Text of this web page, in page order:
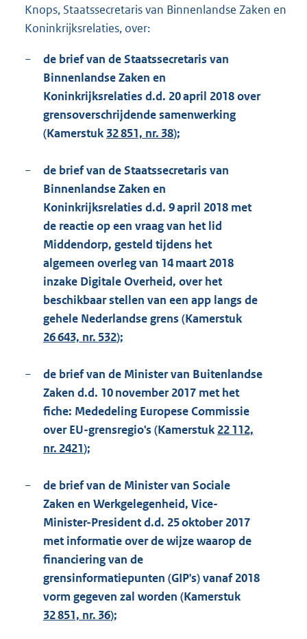
Knops, Staatssecretaris van Binnenlandse Zaken en
Koninkrijksrelaties, over:
−
de brief van de Staatssecretaris van
Binnenlandse Zaken en
Koninkrijksrelaties d.d. 20 april 2018 over
grensoverschrijdende samenwerking
(Kamerstuk 32 851, nr. 38);
−
de brief van de Staatssecretaris van
Binnenlandse Zaken en
Koninkrijksrelaties d.d. 9 april 2018 met
de reactie op een vraag van het lid
Middendorp, gesteld tijdens het
algemeen overleg van 14 maart 2018
inzake Digitale Overheid, over het
beschikbaar stellen van een app langs de
gehele Nederlandse grens (Kamerstuk
26 643, nr. 532);
−
de brief van de Minister van Buitenlandse
Zaken d.d. 10 november 2017 met het
fiche: Mededeling Europese Commissie
over EU-grensregio's (Kamerstuk 22 112,
nr. 2421);
−
de brief van de Minister van Sociale
Zaken en Werkgelegenheid, Vice-
Minister-President d.d. 25 oktober 2017
met informatie over de wijze waarop de
financiering van de
grensinformatiepunten (GIP's) vanaf 2018
vorm gegeven zal worden (Kamerstuk
32 851, nr. 36);